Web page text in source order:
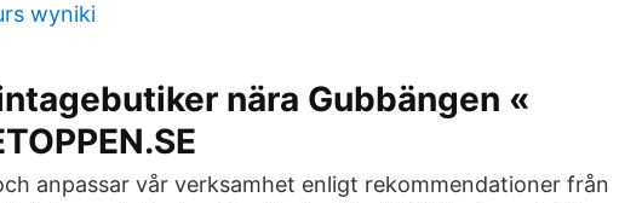
wyniki
nära Gubbängen «
anpassar vår verksamhet enligt rekommendationer från